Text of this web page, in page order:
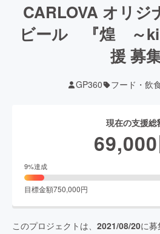
CARLOVA オリジ
ビール 『煌 ～
援 募
GP360 フード・飲
現在の支援総
69,000
9%達成
目標金額750,000円
このプロジェクトは、 2021/08/20に募